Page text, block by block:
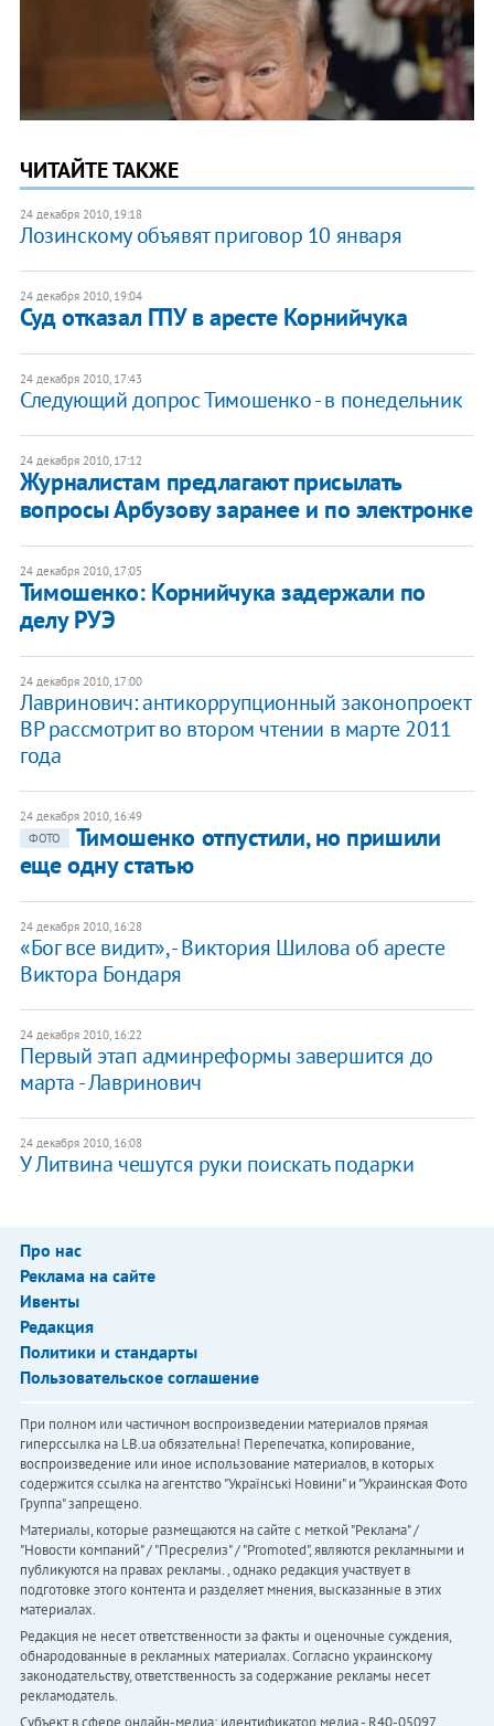
ЧИТАЙТЕ ТАКЖЕ
24 декабря 2010, 19:18
Лозинскому объявят приговор 10 января
24 декабря 2010, 19:04
Суд отказал ГПУ в аресте Корнийчука
24 декабря 2010, 17:43
Следующий допрос Тимошенко - в понедельник
24 декабря 2010, 17:12
Журналистам предлагают присылать
вопросы Арбузову заранее и по электронке
24 декабря 2010, 17:05
Тимошенко: Корнийчука задержали по
делу РУЭ
24 декабря 2010, 17:00
Лавринович: антикоррупционный законопроект
ВР рассмотрит во втором чтении в марте 2011
года
24 декабря 2010, 16:49
ФОТО
Тимошенко отпустили, но пришили
еще одну статью
24 декабря 2010, 16:28
«Бог все видит», - Виктория Шилова об аресте
Виктора Бондаря
24 декабря 2010, 16:22
Первый этап админреформы завершится до
марта - Лавринович
24 декабря 2010, 16:08
У Литвина чешутся руки поискать подарки
Про нас
Реклама на сайте
Ивенты
Редакция
Политики и стандарты
Пользовательское соглашение
При полном или частичном воспроизведении материалов прямая
гиперссылка на LB.ua обязательна! Перепечатка, копирование,
воспроизведение или иное использование материалов, в которых
содержится ссылка на агентство "Українськi Новини" и "Украинская Фото
Группа" запрещено.
Материалы, которые размещаются на сайте с меткой "Реклама" /
"Новости компаний" / "Пресрелиз" / "Promoted", являются рекламными и
публикуются на правах рекламы. , однако редакция участвует в
подготовке этого контента и разделяет мнения, высказанные в этих
материалах.
Редакция не несет ответственности за факты и оценочные суждения,
обнародованные в рекламных материалах. Согласно украинскому
законодательству, ответственность за содержание рекламы несет
рекламодатель.
Субъект в сфере онлайн-медиа; идентификатор медиа - R40-05097